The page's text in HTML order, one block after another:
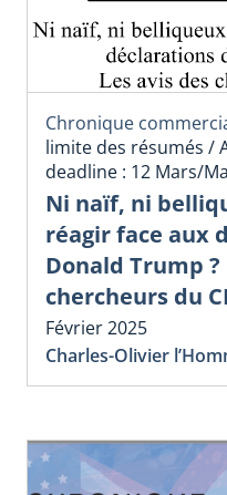
Chronique
limite des résumés /
deadline : 12 Mars/
Ni naïf, ni
réagir face aux
Donald Trump ?
chercheurs du
Février 2025
Charles-Olivier